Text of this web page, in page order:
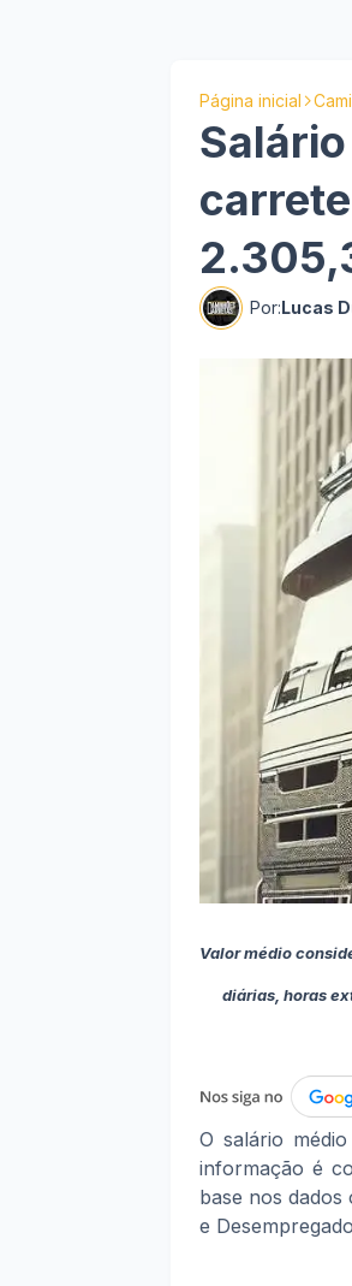
Página inicial
Por:Lucas
Valor médio
diárias, horas
O salário
informação é
base nos dados
e